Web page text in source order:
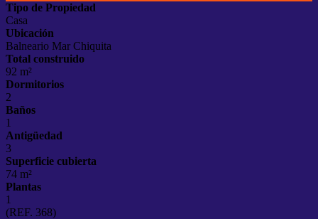
Tipo de Propiedad
Casa
Ubicación
Balneario Mar Chiquita
Total construido
92 m²
Dormitorios
2
Baños
1
Antigüedad
3
Superficie cubierta
74 m²
Plantas
1
(REF. 368)